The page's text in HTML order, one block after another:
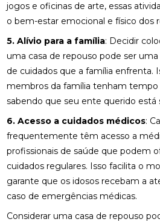
jogos e oficinas de arte, essas
o bem-estar emocional e físico dos
5. Alívio para a família: Decidir
uma casa de repouso pode ser
de cuidados que a família enfrenta.
membros da família tenham tempo
sabendo que seu ente querido está
6. Acesso a cuidados médicos:
frequentemente têm acesso a
profissionais de saúde que podem
cuidados regulares. Isso facilita o
garante que os idosos recebam a
caso de emergências médicas.
Considerar uma casa de repouso